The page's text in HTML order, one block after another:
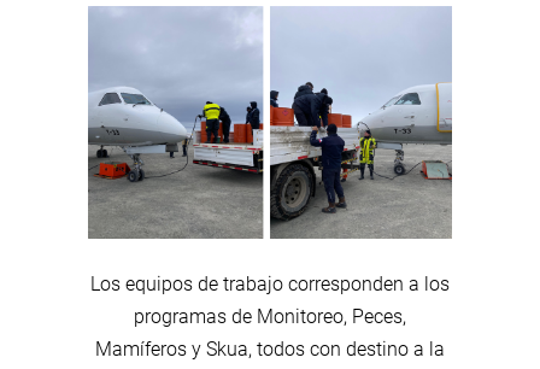
Los equipos de trabajo corresponden a los
programas de Monitoreo, Peces,
Mamíferos y Skua, todos con destino a la